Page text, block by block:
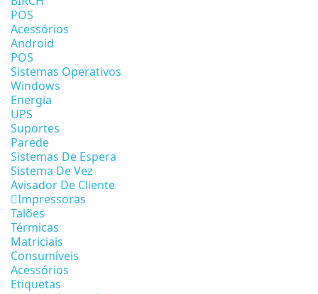
POS
Acessórios
Android
POS
Sistemas Operativos
Windows
Energia
UPS
Suportes
Parede
Sistemas De Espera
Sistema De Vez
Avisador De Cliente
Impressoras
Talões
Térmicas
Matriciais
Consumíveis
Acessórios
Etiquetas